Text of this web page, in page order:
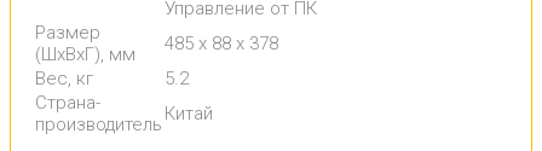
Управление от ПК
Размер
(ШxВxГ), мм
485 х 88 х 378
Вес, кг
5.2
Страна-
производитель Китай